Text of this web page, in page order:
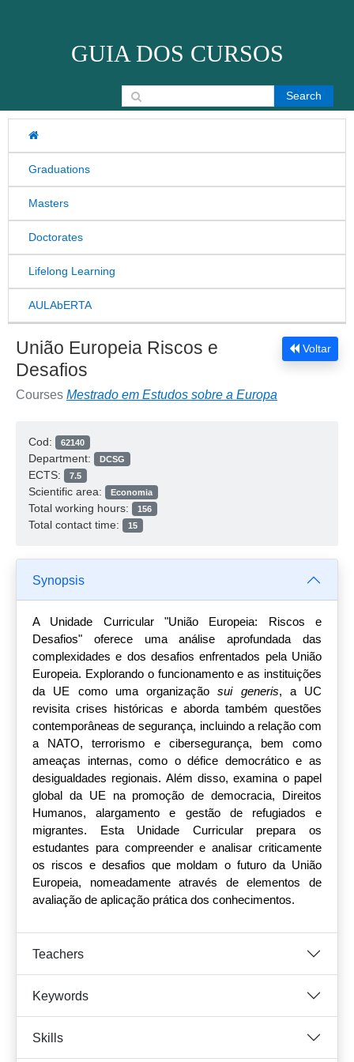
GUIA DOS CURSOS
Graduations
Masters
Doctorates
Lifelong Learning
AULAbERTA
Search for:
Voltar
União Europeia Riscos e
Desafios
Courses Mestrado em Estudos sobre a Europa
Cod: 62140
Department: DCSG
ECTS: 7.5
Scientific area: Economia
Total working hours: 156
Total contact time: 15
Synopsis
A Unidade Curricular "União Europeia: Riscos e
Desafios" oferece uma análise aprofundada das
complexidades e dos desafios enfrentados pela União
Europeia. Explorando o funcionamento e as instituições
da UE como uma organizaçãosui generis, a UC
revisita crises históricas e aborda também questões
contemporâneas de segurança, incluindo a relação com
a NATO, terrorismo e cibersegurança, bem como
ameaças internas, como o défice democrático e as
desigualdades regionais. Além disso, examina o papel
global da UE na promoção de democracia, Direitos
Humanos, alargamento e gestão de refugiados e
migrantes. Esta Unidade Curricular prepara os
estudantes para compreender e analisar criticamente
os riscos e desafios que moldam o futuro da União
Europeia, nomeadamente através de elementos de
avaliação de aplicação prática dos conhecimentos.
Teachers
Keywords
Skills